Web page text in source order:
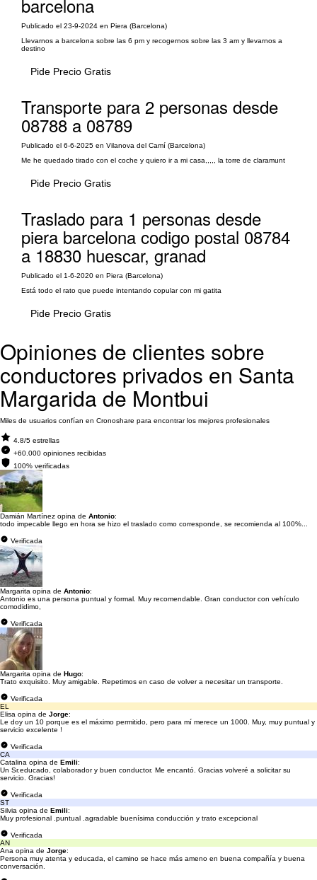
barcelona
Publicado el 23-9-2024 en Piera (Barcelona)
Llevarnos a barcelona sobre las 6 pm y recogernos sobre las 3 am y llevarnos a
destino
Pide Precio Gratis
Transporte para 2 personas desde
08788 a 08789
Publicado el 6-6-2025 en Vilanova del Camí (Barcelona)
Me he quedado tirado con el coche y quiero ir a mi casa,,,,, la torre de claramunt
Pide Precio Gratis
Traslado para 1 personas desde
piera barcelona codigo postal 08784
a 18830 huescar, granad
Publicado el 1-6-2020 en Piera (Barcelona)
Está todo el rato que puede intentando copular con mi gatita
Pide Precio Gratis
Opiniones de clientes sobre
conductores privados en Santa
Margarida de Montbui
Miles de usuarios confían en Cronoshare para encontrar los mejores profesionales
4.8/5 estrellas
+60.000 opiniones recibidas
100% verificadas
Damián Martínez opina de Antonio:
todo impecable llego en hora se hizo el traslado como corresponde, se recomienda al 100%...
Verificada
Margarita opina de Antonio:
Antonio es una persona puntual y formal. Muy recomendable. Gran conductor con vehículo
comodidimo,
Verificada
Margarita opina de Hugo:
Trato exquisito. Muy amigable. Repetimos en caso de volver a necesitar un transporte.
Verificada
EL
Elisa opina de Jorge:
Le doy un 10 porque es el máximo permitido, pero para mí merece un 1000. Muy, muy puntual y
servicio excelente !
Verificada
CA
Catalina opina de Emili:
Un Sr.educado, colaborador y buen conductor. Me encantó. Gracias volveré a solicitar su
servicio. Gracias!
Verificada
ST
Silvia opina de Emili:
Muy profesional .puntual .agradable buenísima conducción y trato excepcional
Verificada
AN
Ana opina de Jorge:
Persona muy atenta y educada, el camino se hace más ameno en buena compañía y buena
conversación.